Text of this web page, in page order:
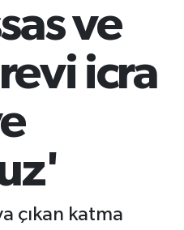
ve
icra
çıkan katma